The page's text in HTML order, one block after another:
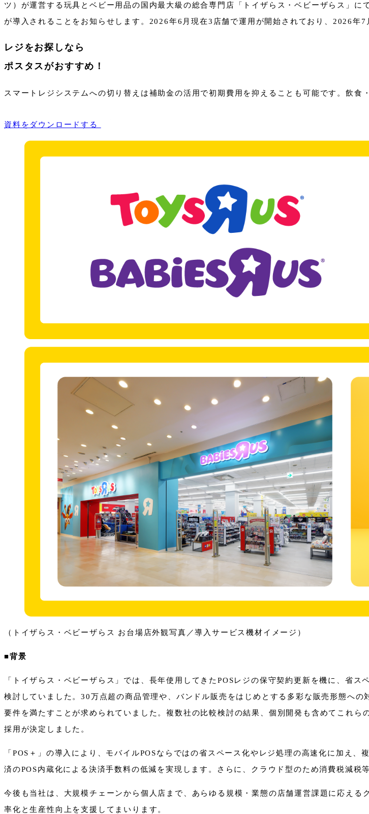
ツ）が運営する玩具とベビー用品の国内最大級の総合専門店「トイザらス・ベビーザらス」
が導入されることをお知らせします。2026年6月現在3店舗で運用が開始されており、2026年7
レジをお探しなら
ポスタスがおすすめ！
スマートレジシステムへの切り替えは補助金の活用で初期費用を抑えることも可能です。飲
資料をダウンロードする
（トイザらス・ベビーザらス お台場店外観写真／導入サービス機材イメージ）
■背景
「トイザらス・ベビーザらス」では、長年使用してきたPOSレジの保守契約更新を機に、省
検討していました。30万点超の商品管理や、バンドル販売をはじめとする多彩な販売形態へ
要件を満たすことが求められていました。複数社の比較検討の結果、個別開発も含めてこれら
採用が決定しました。
「POS＋」の導入により、モバイルPOSならではの省スペース化やレジ処理の高速化に加え
済のPOS内蔵化による決済手数料の低減を実現します。さらに、クラウド型のため消費税減税
今後も当社は、大規模チェーンから個人店まで、あらゆる規模・業態の店舗運営課題に応え
率化と生産性向上を支援してまいります。